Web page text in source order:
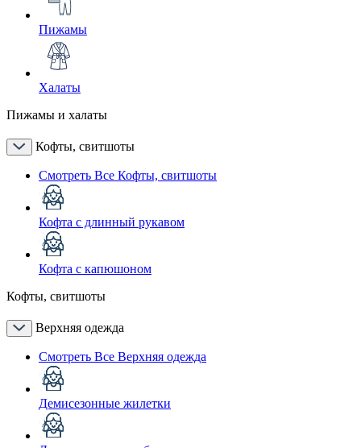
Пижамы
Халаты
Пижамы и халаты
Кофты, свитшоты
Смотреть Все Кофты, свитшоты
Кофта с длинный рукавом
Кофта с капюшоном
Кофты, свитшоты
Верхняя одежда
Смотреть Все Верхняя одежда
Демисезонные жилетки